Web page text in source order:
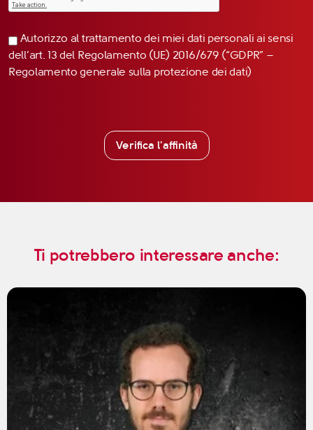
Autorizzo al trattamento dei miei dati personali ai sensi
dell’art. 13 del Regolamento (UE) 2016/679 (“GDPR” –
Regolamento generale sulla protezione dei dati)
Verifica l'affinità
Ti potrebbero interessare anche: